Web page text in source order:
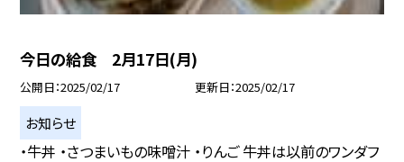
今日の給食 2月17日(月)
公開日 2025/02/17 更新日 2025/02/17
お知らせ
・牛丼 ・さつまいもの味噌汁 ・りんご 牛丼は以前のワンダフ